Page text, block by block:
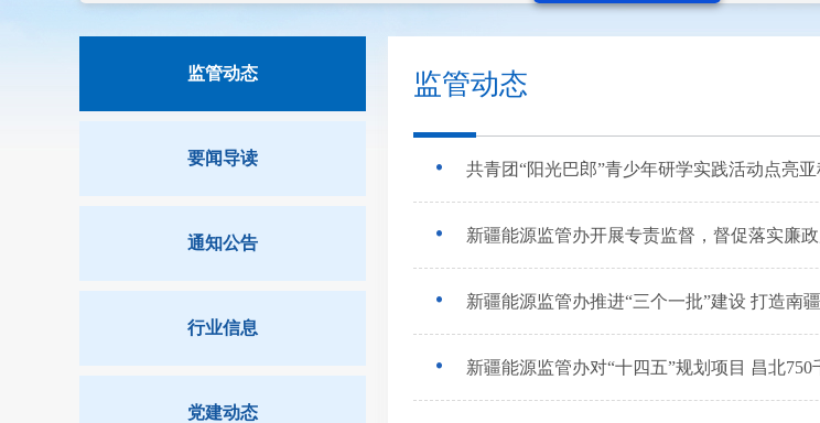
监管动态
要闻导读
通知公告
行业信息
党建动态
监管动态
共青团“阳光巴郎”青少年研学实践活动点亮
新疆能源监管办开展专责监督，督促落实廉
新疆能源监管办推进“三个一批”建设 打造南
新疆能源监管办对“十四五”规划项目 昌北